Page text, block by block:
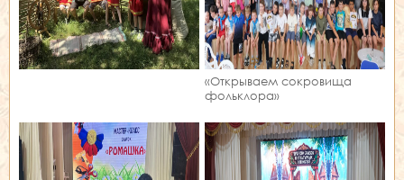
«Открываем сокровища
фольклора»